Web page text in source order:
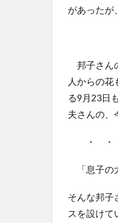
があったが
邦子さん
人からの
る9月23日
夫さんの、
・ ・
「息子の
そんな邦子
スを設けて